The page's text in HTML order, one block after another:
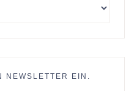
NEWSLETTER EIN.